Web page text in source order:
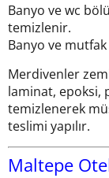
Banyo ve wc
temizlenir.
Banyo ve mutfak
Merdivenler
laminat, epoksi,
temizlenerek
teslimi yapılır.
Maltepe